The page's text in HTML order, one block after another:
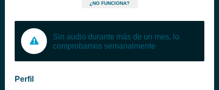
¿NO FUNCIONA?
Sin audio durante más de un mes, lo
comprobamos semanalmente
Perfil